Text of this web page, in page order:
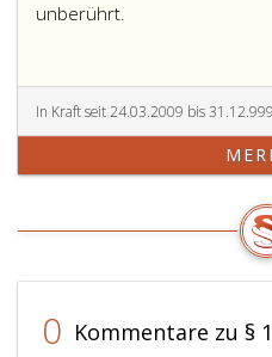
unberührt.
In Kraft seit 24.03.2009 bis
0 Kommentare zu §